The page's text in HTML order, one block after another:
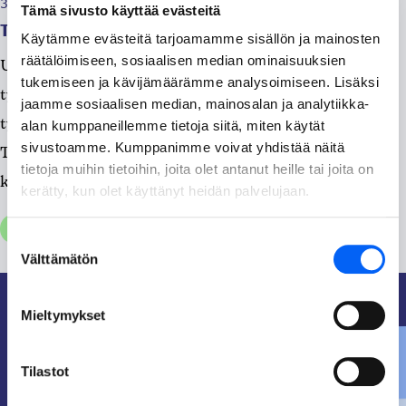
Tämä sivusto käyttää evästeitä
Käytämme evästeitä tarjoamamme sisällön ja mainosten
räätälöimiseen, sosiaalisen median ominaisuuksien
tukemiseen ja kävijämäärämme analysoimiseen. Lisäksi
jaamme sosiaalisen median, mainosalan ja analytiikka-
alan kumppaneillemme tietoja siitä, miten käytät
sivustoamme. Kumppanimme voivat yhdistää näitä
tietoja muihin tietoihin, joita olet antanut heille tai joita on
kerätty, kun olet käyttänyt heidän palvelujaan.
Suostumuksen
valinta
Välttämätön
Mieltymykset
Tilastot
Taivalkosken työllisyyspalvelut 1.1.2025 alkaen
Uudistuksen myötä Suomeen muodostuu yhteensä 45
työllisyysaluetta, jotka ovat vastuussa
työvoimapalveluiden hallinnollisesta järjestämisestä.
Tulevaan Kainuu-Koillismaan työllisyysalueeseen
kuuluvat Kainuun kuntien lisäksi...